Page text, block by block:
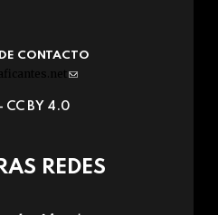
CONTACTO
(link
e-
CC BY 4.0
REDES